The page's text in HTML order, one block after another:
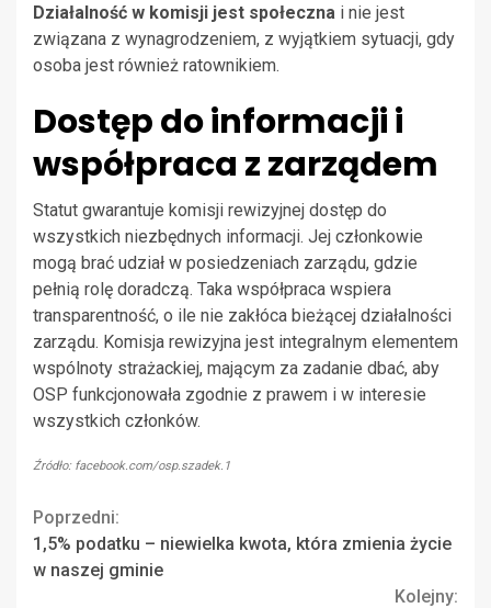
Działalność w komisji jest społeczna i nie jest
związana z wynagrodzeniem, z wyjątkiem sytuacji, gdy
osoba jest również ratownikiem.
Dostęp do informacji i
współpraca z zarządem
Statut gwarantuje komisji rewizyjnej dostęp do
wszystkich niezbędnych informacji. Jej członkowie
mogą brać udział w posiedzeniach zarządu, gdzie
pełnią rolę doradczą. Taka współpraca wspiera
transparentność, o ile nie zakłóca bieżącej działalności
zarządu. Komisja rewizyjna jest integralnym elementem
wspólnoty strażackiej, mającym za zadanie dbać, aby
OSP funkcjonowała zgodnie z prawem i w interesie
wszystkich członków.
Źródło: facebook.com/osp.szadek.1
Continue
Reading
Poprzedni:
1,5% podatku – niewielka kwota, która zmienia życie
w naszej gminie
Kolejny: